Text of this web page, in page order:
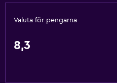
Valuta för pengarna
8,3